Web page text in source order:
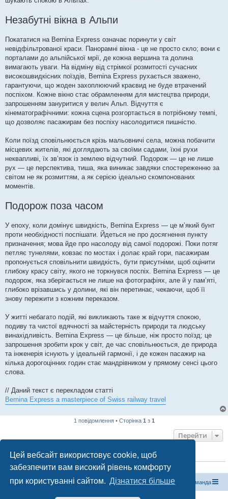
Цей вебсайт використовує cookie, щоб
забезпечити вам високий рівень комфорту
при користуванні сайтом. Дізнатися більше
Незабутні вікна в Альпи
Покататися на Bernina Express означає поринути у світ
невідфільтрованої краси. Панорамні вікна - це не просто скло; вони є
порталами до альпійської мрії, де кожна вершина та долина
вимагають уваги. На відміну від стрімкої розмитості сучасних
високошвидкісних поїздів, Bernina Express рухається зважено,
гарантуючи, що жоден захоплюючий краєвид не буде втрачений
поспіхом. Кожне вікно стає обрамленням для мистецтва природи,
запрошенням зануритися у велич Альп. Відчуття є
кінематографічними: кожна сцена розгортається в потрібному темпі,
що дозволяє пасажирам без поспіху насолодитися пишністю.
Коли поїзд сповільнюється крізь мальовничі села, можна побачити
місцевих жителів, які доглядають за своїми садами, їхні рухи
неквапливі, їх зв’язок із землею відчутний. Подорож — це не лише
рух — це перспектива, тиша, яка виникає завдяки спостереженню за
світом не як розмиттям, а як серією ідеально скомпонованих
моментів.
Подорож поза часом
У епоху, коли домінує швидкість, Bernina Express — це м’який бунт
проти необхідності поспішати. Йдеться не про досягнення пункту
призначення; мова йде про насолоду від самої подорожі. Поки потяг
петляє тунелями, ковзає по мостах і долає край гори, пасажирам
пропонується сповільнити швидкість, бути присутніми, щоб оцінити
глибоку красу світу, якого не торкнувся поспіх. Bernina Express — це
подорож, яка зберігається не лише на фотографіях, але й у пам’яті,
глибоко врізавшись у долини, які він перетинає, чекаючи, щоб її
знову пережити з кожним переказом.
У житті небагато подій, які викликають таке ж відчуття спокою,
подиву та чистої вдячності за майстерність природи та людську
винахідливість. Bernina Express — це більше, ніж просто поїзд; це
запрошення зробити крок у світ, де час сповільнюється, де природа
та інженерія існують у ідеальній гармонії, і де кожен пасажир на
кілька дорогоцінних годин стає мандрівником у прямому сенсі цього
слова.
// Даний текст є перекладом статті
Bernina Express a masterpiece of Swiss railway travel
1 повідомлення • Сторінка 1 з 1
Перейти
ХТО ЗАРАЗ ОНЛАЙН
Зараз переглядають цей форум:ClaudeBot [бот ШІ]і 0 гостей
Магазин спорядження Туристичний форум «Рюкзак» Команда